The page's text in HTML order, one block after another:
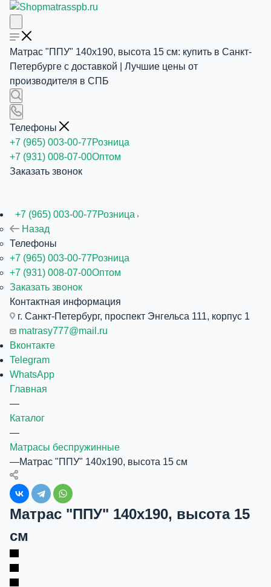
Матрас "ППУ" 140x190, высота 15 см: купить в Санкт-
Петербурге с доставкой | Лучшие цены от
производителя в СПБ
Телефоны
+7 (965) 003-00-77Розница
+7 (931) 008-07-00Оптом
Заказать звонок
+7 (965) 003-00-77Розница
Назад
Телефоны
+7 (965) 003-00-77Розница
+7 (931) 008-07-00Оптом
Заказать звонок
Контактная информация
г. Санкт-Петербург, проспект Энгельса 111, корпус 1
matrasy777@mail.ru
Вконтакте
Telegram
WhatsApp
Главная
—
Каталог
—
Матрасы беспружинные
—Матрас "ППУ" 140x190, высота 15 см
Матрас "ППУ" 140x190, высота 15
см